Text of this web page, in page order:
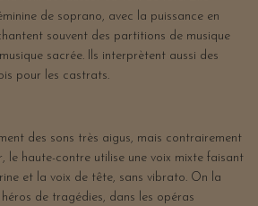
de soprano, avec la puissance en
souvent des partitions de musique
sacrée. Ils interprètent aussi des
pour les castrats.
des sons très aigus, mais contrairement
le haute-contre utilise une voix mixte faisant
et la voix de tête, sans vibrato. On la
de tragédies, dans les opéras